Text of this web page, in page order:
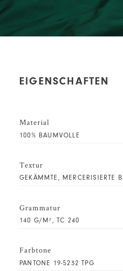
EIGENSCHAFTEN
Material
100% BAUMVOLLE
Textur
GEKÄMMTE, MERCERISIERTE
Grammatur
140 G/M², TC 240
Farbtone
PANTONE 19-5232 TPG